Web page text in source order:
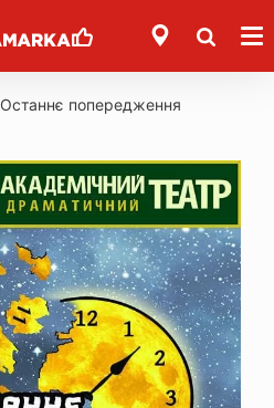
Останнє попередження